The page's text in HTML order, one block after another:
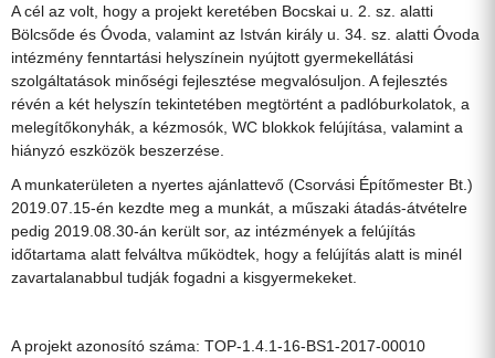
A cél az volt, hogy a projekt keretében Bocskai u. 2. sz. alatti
Bölcsőde és Óvoda, valamint az István király u. 34. sz. alatti Óvoda
intézmény fenntartási helyszínein nyújtott gyermekellátási
szolgáltatások minőségi fejlesztése megvalósuljon. A fejlesztés
révén a két helyszín tekintetében megtörtént a padlóburkolatok, a
melegítőkonyhák, a kézmosók, WC blokkok felújítása, valamint a
hiányzó eszközök beszerzése.
A munkaterületen a nyertes ajánlattevő (Csorvási Építőmester Bt.)
2019.07.15-én kezdte meg a munkát, a műszaki átadás-átvételre
pedig 2019.08.30-án került sor, az intézmények a felújítás
időtartama alatt felváltva működtek, hogy a felújítás alatt is minél
zavartalanabbul tudják fogadni a kisgyermekeket.
A projekt azonosító száma: TOP-1.4.1-16-BS1-2017-00010